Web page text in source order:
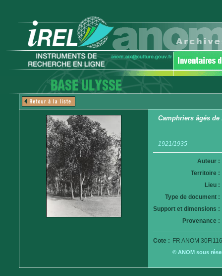
Camphriers âgés de
1921/1935
Auteur :
Territoire :
Lieu :
Type de document :
Support et dimensions :
Provenance :
Cote : FR ANOM
© ANOM sous